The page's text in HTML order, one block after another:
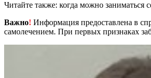
Читайте также: когда можно заниматься
Важно! Информация предоставлена в
самолечением. При первых признаках